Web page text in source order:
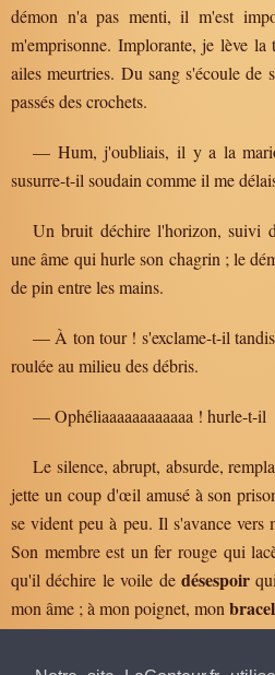
démon n'a pas menti, il m'est
m'emprisonne. Implorante, je lève
ailes meurtries. Du sang s'écoule de
passés des crochets.
— Hum, j'oubliais, il y a la
susurre-t-il soudain comme il me
Un bruit déchire l'horizon, suivi
une âme qui hurle son chagrin ; le
de pin entre les mains.
— À ton tour ! s'exclame-t-il
roulée au milieu des débris.
— Ophéliaaaaaaaaaaaa ! hurle-t-il
Le silence, abrupt, absurde,
jette un coup d'œil amusé à son
se vident peu à peu. Il s'avance
Son membre est un fer rouge qui
qu'il déchire le voile de désespoir
mon âme ; à mon poignet, mon